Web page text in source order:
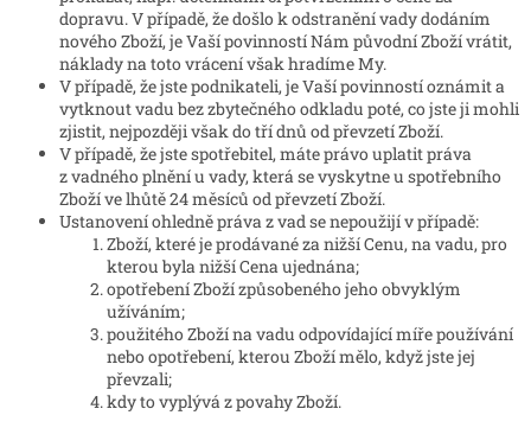
dopravu. V případě, že došlo k odstranění vady dodáním
nového Zboží, je Vaší povinností Nám původní Zboží vrátit,
náklady na toto vrácení však hradíme My.
V případě, že jste podnikateli, je Vaší povinností oznámit a
vytknout vadu bez zbytečného odkladu poté, co jste ji mohli
zjistit, nejpozději však do tří dnů od převzetí Zboží.
V případě, že jste spotřebitel, máte právo uplatit práva
z vadného plnění u vady, která se vyskytne u spotřebního
Zboží ve lhůtě 24 měsíců od převzetí Zboží.
Ustanovení ohledně práva z vad se nepoužijí v případě:
Zboží, které je prodávané za nižší Cenu, na vadu, pro
kterou byla nižší Cena ujednána;
opotřebení Zboží způsobeného jeho obvyklým
užíváním;
použitého Zboží na vadu odpovídající míře používání
nebo opotřebení, kterou Zboží mělo, když jste jej
převzali;
kdy to vyplývá z povahy Zboží.